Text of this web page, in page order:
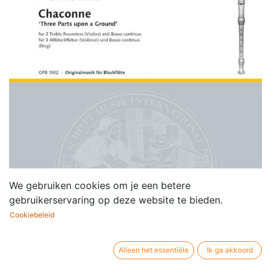
We gebruiken cookies om je een betere
gebruikerservaring op deze website te bieden.
Cookiebeleid
Alleen het essentiële Ik ga akkoord